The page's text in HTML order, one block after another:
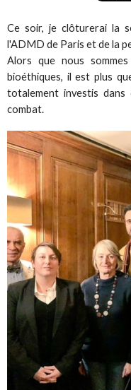
Ce soir, je clôturerai la
l'ADMD de Paris et de la
Alors que nous
bioéthiques, il est plus
totalement investis
combat.